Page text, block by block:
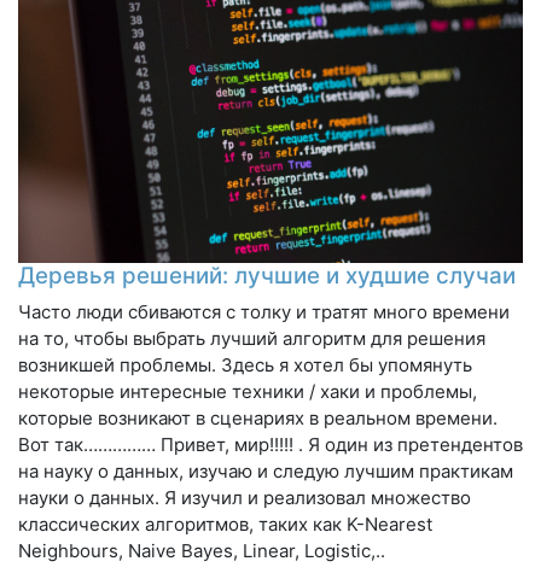
Деревья решений: лучшие и худшие случаи
Часто люди сбиваются с толку и тратят много времени
на то, чтобы выбрать лучший алгоритм для решения
возникшей проблемы. Здесь я хотел бы упомянуть
некоторые интересные техники / хаки и проблемы,
которые возникают в сценариях в реальном времени.
Вот так…………… Привет, мир!!!!! . Я один из претендентов
на науку о данных, изучаю и следую лучшим практикам
науки о данных. Я изучил и реализовал множество
классических алгоритмов, таких как K-Nearest
Neighbours, Naive Bayes, Linear, Logistic,..